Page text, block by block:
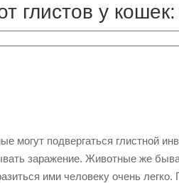
глистов у
могут подвергаться глистной
заражение. Животные же
ими человеку очень